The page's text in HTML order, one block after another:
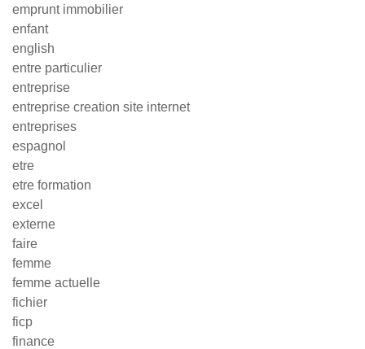
emprunt immobilier
enfant
english
entre particulier
entreprise
entreprise creation site internet
entreprises
espagnol
etre
etre formation
excel
externe
faire
femme
femme actuelle
fichier
ficp
finance